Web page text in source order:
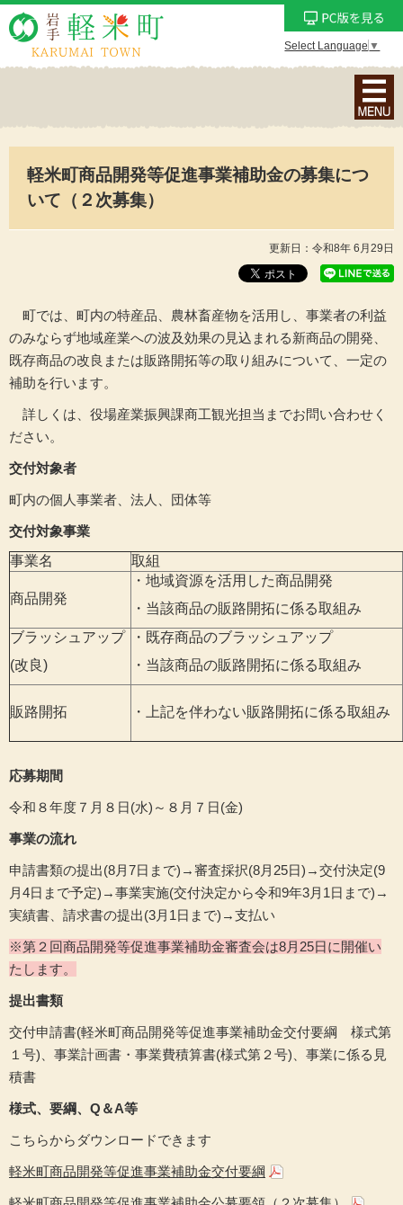
Select Language ▼
ナ
ビ
シ
メ
ニ
ュ
ー
を
表
軽米町商品開発等促進事業補助金の募集につ
いて（２次募集）
更新日：令和8年 6月29日
町では、町内の特産品、農林畜産物を活用し、事業者の利益
のみならず地域産業への波及効果の見込まれる新商品の開発、
既存商品の改良または販路開拓等の取り組みについて、一定の
補助を行います。
詳しくは、役場産業振興課商工観光担当までお問い合わせく
ださい。
交付対象者
町内の個人事業者、法人、団体等
交付対象事業
事業名
取組
商品開発
・地域資源を活用した商品開発
・当該商品の販路開拓に係る取組み
ブラッシュアップ
(改良)
・既存商品のブラッシュアップ
・当該商品の販路開拓に係る取組み
販路開拓 ・上記を伴わない販路開拓に係る取組み
応募期間
令和８年度７月８日(水)～８月７日(金)
事業の流れ
申請書類の提出(8月7日まで)→審査採択(8月25日)→交付決定(9
月4日まで予定)→事業実施(交付決定から令和9年3月1日まで)→
実績書、請求書の提出(3月1日まで)→支払い
※第２回商品開発等促進事業補助金審査会は8月25日に開催い
たします。
提出書類
交付申請書(軽米町商品開発等促進事業補助金交付要綱 様式第
１号)、事業計画書・事業費積算書(様式第２号)、事業に係る見
積書
様式、要綱、Q＆A等
こちらからダウンロードできます
軽米町商品開発等促進事業補助金交付要綱